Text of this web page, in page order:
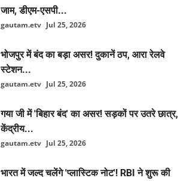
जाम, डीएम-एसपी...
gautam.etv Jul 25, 2026
भोजपुर में बंद का बड़ा असर! दुकानें ठप, आरा रेलवे
स्टेशन...
gautam.etv Jul 25, 2026
गया जी में 'बिहार बंद' का असर! सड़कों पर उतरे छात्र,
केंद्रीय...
gautam.etv Jul 25, 2026
भारत में जल्द चलेंगे 'प्लास्टिक नोट'! RBI ने शुरू की